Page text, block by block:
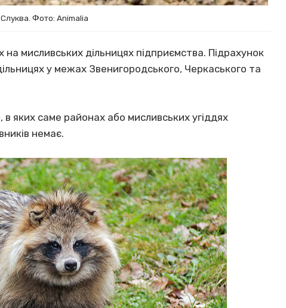
Слуква. Фото: Animalia
мисливських дільницях підприємства. Підрахунок
у межах Звенигородського, Черкаського та
в яких саме районах або мисливських угіддях
немає.